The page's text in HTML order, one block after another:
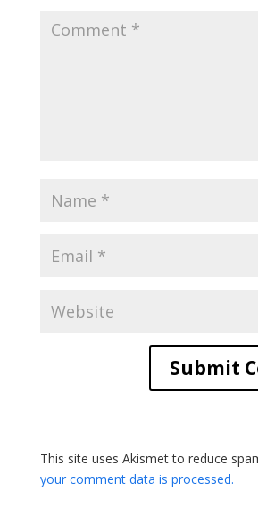
This site uses Akismet to reduce
your comment data is processed.